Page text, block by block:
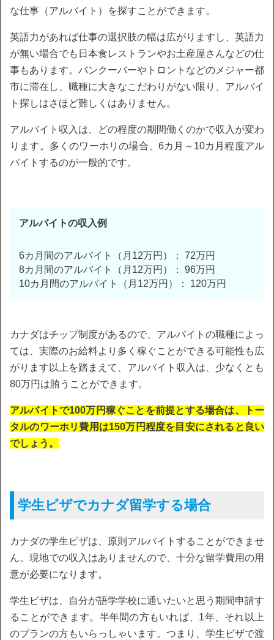
な仕事（アルバイト）を探すことができます。
英語力があれば仕事の選択肢の幅は広がりますし、英語力
が無い場合でも日本食レストランやお土産屋さんなどの仕
事もあります。バンクーバーやトロントなどのメジャー都
市に滞在し、職種に大きなこだわりがない限り、アルバイ
ト探しはさほど難しくはありません。
アルバイト収入は、どの程度の期間働くのかで収入が変わ
ります。多くのワーホリの場合、6カ月～10カ月程度アル
バイトするのが一般的です。
アルバイトの収入例
6カ月間のアルバイト（月12万円）： 72万円
8カ月間のアルバイト（月12万円）： 96万円
10カ月間のアルバイト（月12万円）： 120万円
カナダはチップ制度があるので、アルバイトの職種によっ
ては、実際のお給料より多く稼ぐことができる可能性も広
がります以上を踏まえて、アルバイト収入は、少なくとも
80万円は賄うことができます。
アルバイトで100万円稼ぐことを前提とする場合は、トー
タルのワーホリ費用は150万円程度を目安にされると良い
でしょう。
学生ビザでカナダ留学する場合
カナダの学生ビザは、原則アルバイトすることができませ
ん。現地での収入はありませんので、十分な留学費用の用
意が必要になります。
学生ビザは、自分が語学学校に通いたいと思う期間申請す
ることができます。半年間の方もいれば、1年、それ以上
のプランの方もいらっしゃいます。つまり、学生ビザで渡